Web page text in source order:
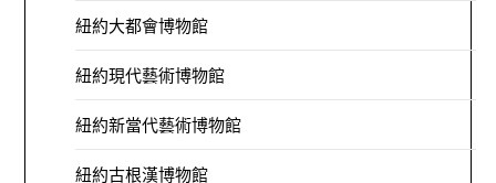
紐約大都會博物館
紐約現代藝術博物館
紐約新當代藝術博物館
紐約古根漢博物館